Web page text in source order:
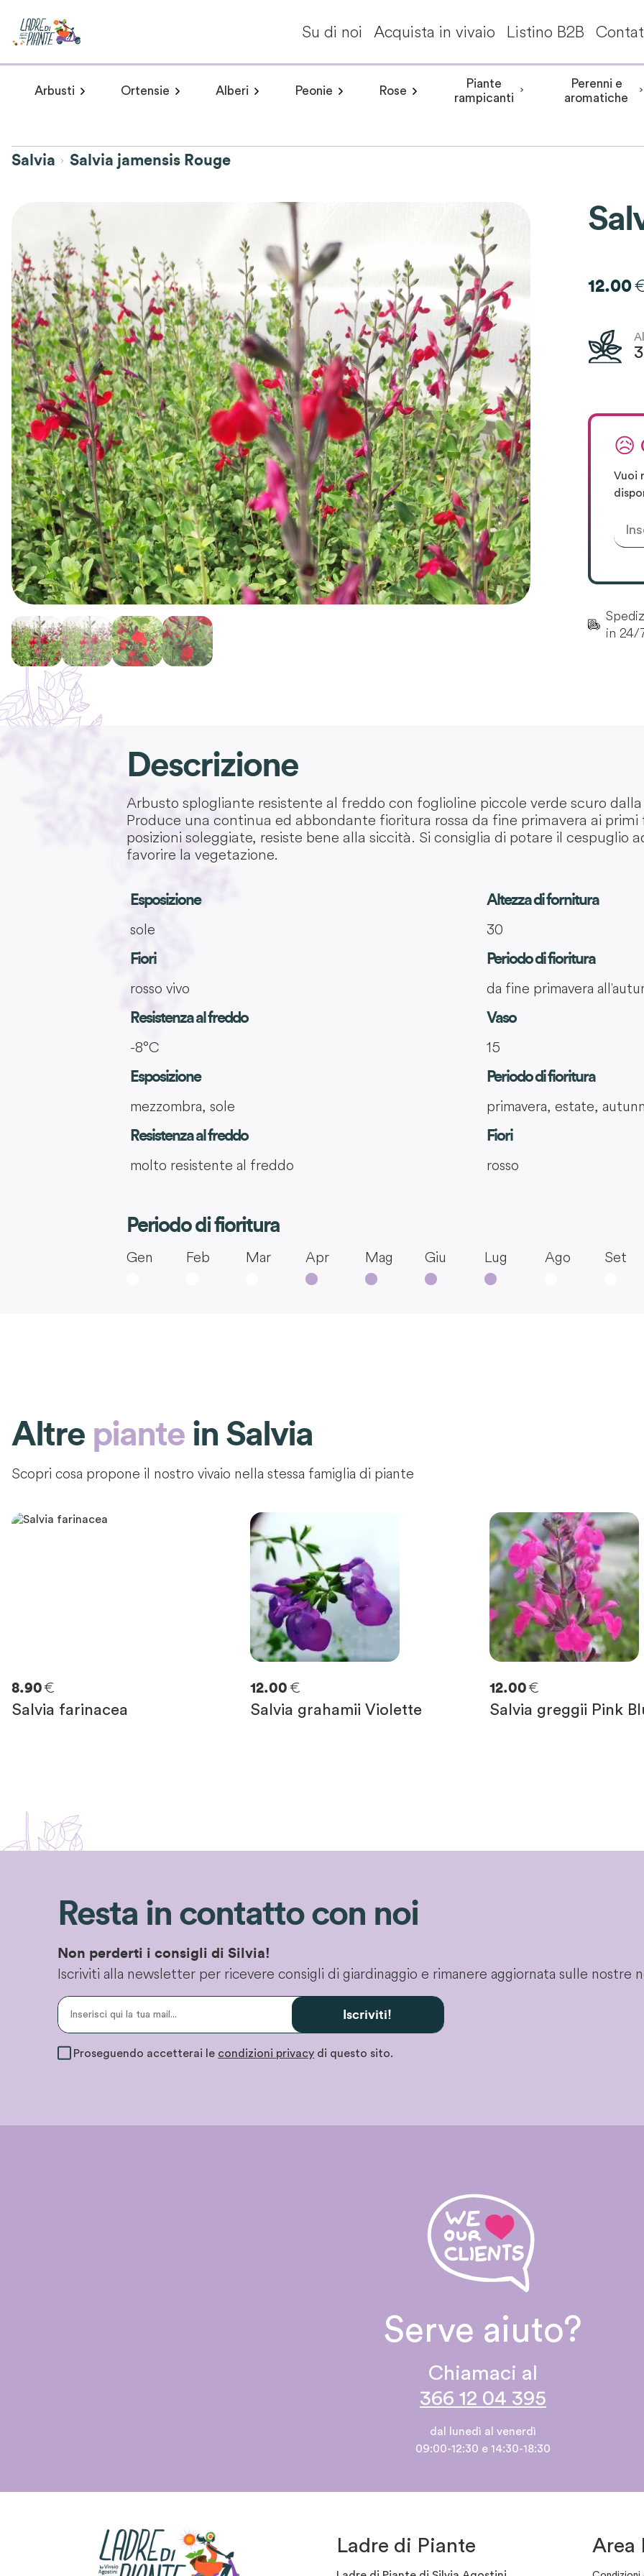
Su di noi Acquista in vivaio Listino B2B
ArbustiArbusti a fioritura primaverileArbusti a fioritura invernale
Conifere Piante da interni - Piante da
Arbusti a
OrtensieHydrangea arborescensHydrangea aspera Hydrangea involucrataHydrangea
Alberi Plumeria Frangipane pomeliaAceri giapponesi Alberi per climi miti
PeoniePeonia arbustiva Peonia Erbacea Peonia Itoh
Rose Rosa rampicante Rosa cespuglio
Piante
rampicanti
Akebia Aristolochia
Perenni e
aromatiche
Salvia Salvia jamensis Rouge
12.00
😥
Vuoi
in 24/
Descrizione
Arbusto splogliante resistente al freddo con foglioline piccole verde scuro
Produce una continua ed abbondante fioritura rossa da fine primavera ai
posizioni soleggiate, resiste bene alla siccità. Si consiglia di potare il cespuglio
favorire la vegetazione.
Esposizione
sole
Altezza di fornitura
30
Fiori
rosso vivo
Periodo di fioritura
da fine primavera
Resistenza al freddo
-8°C
Vaso
15
Esposizione
mezzombra, sole
Periodo di fioritura
primavera, estate,
Resistenza al freddo
molto resistente al freddo
Fiori
rosso
Periodo di fioritura
Gen Feb Mar Apr Mag Giu Lug Ago Set
Altre piante in Salvia
Scopri cosa propone il nostro vivaio nella stessa famiglia di piante
8.90€
Salvia farinacea
12.00 €
Salvia grahamii Violette
12.00€
Salvia greggii Pink
Resta in contatto con noi
Non perderti i consigli di Silvia!
Iscriviti alla newsletter per ricevere consigli di giardinaggio e rimanere aggiornata sulle nostre
Iscriviti!
Proseguendo accetterai le condizioni privacy di questo sito.
Serve aiuto?
Chiamaci al
366 12 04 395
dal lunedì al venerdì
09:00-12:30 e 14:30-18:30
Ladre di Piante Area